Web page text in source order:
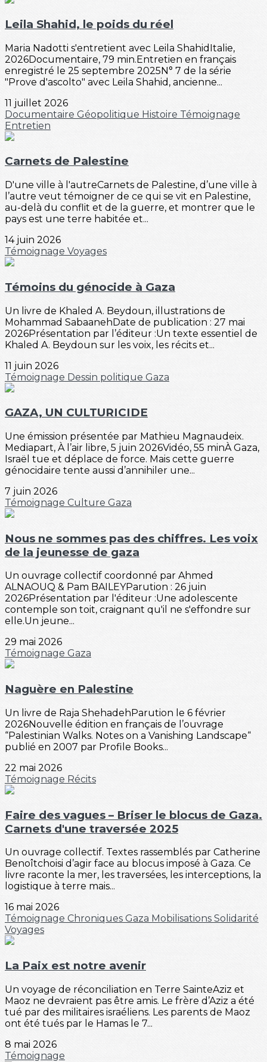
Leila Shahid, le poids du réel
Maria Nadotti s'entretient avec Leila ShahidItalie,
2026Documentaire, 79 min.Entretien en français
enregistré le 25 septembre 2025N° 7 de la série
"Prove d'ascolto" avec Leila Shahid, ancienne...
11 juillet 2026
Documentaire Géopolitique Histoire Témoignage
Entretien
Carnets de Palestine
D'une ville à l'autreCarnets de Palestine, d’une ville à
l’autre veut témoigner de ce qui se vit en Palestine,
au-delà du conflit et de la guerre, et montrer que le
pays est une terre habitée et...
14 juin 2026
Témoignage Voyages
Témoins du génocide à Gaza
Un livre de Khaled A. Beydoun, illustrations de
Mohammad SabaanehDate de publication : 27 mai
2026Présentation par l’éditeur :Un texte essentiel de
Khaled A. Beydoun sur les voix, les récits et...
11 juin 2026
Témoignage Dessin politique Gaza
GAZA, UN CULTURICIDE
Une émission présentée par Mathieu Magnaudeix.
Mediapart, À l’air libre, 5 juin 2026Vidéo, 55 minÀ Gaza,
Israël tue et déplace de force. Mais cette guerre
génocidaire tente aussi d’annihiler une...
7 juin 2026
Témoignage Culture Gaza
Nous ne sommes pas des chiffres. Les voix
de la jeunesse de gaza
Un ouvrage collectif coordonné par Ahmed
ALNAOUQ & Pam BAILEYParution : 26 juin
2026Présentation par l'éditeur :Une adolescente
contemple son toit, craignant qu'il ne s'effondre sur
elle.Un jeune...
29 mai 2026
Témoignage Gaza
Naguère en Palestine
Un livre de Raja ShehadehParution le 6 février
2026Nouvelle édition en français de l’ouvrage
“Palestinian Walks. Notes on a Vanishing Landscape“
publié en 2007 par Profile Books...
22 mai 2026
Témoignage Récits
Faire des vagues – Briser le blocus de Gaza.
Carnets d'une traversée 2025
Un ouvrage collectif. Textes rassemblés par Catherine
Benoîtchoisi d’agir face au blocus imposé à Gaza. Ce
livre raconte la mer, les traversées, les interceptions, la
logistique à terre mais...
16 mai 2026
Témoignage Chroniques Gaza Mobilisations Solidarité
Voyages
La Paix est notre avenir
Un voyage de réconciliation en Terre SainteAziz et
Maoz ne devraient pas être amis. Le frère d’Aziz a été
tué par des militaires israéliens. Les parents de Maoz
ont été tués par le Hamas le 7...
8 mai 2026
Témoignage